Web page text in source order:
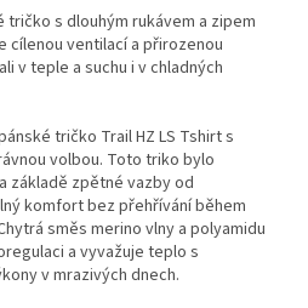
s dlouhým rukávem a zipem
cílenou ventilací a přirozenou
v teple a suchu i v chladných
tričko Trail HZ LS Tshirt s
volbou. Toto triko bylo
základě zpětné vazby od
komfort bez přehřívání během
směs merino vlny a polyamidu
a vyvažuje teplo s
v mrazivých dnech.